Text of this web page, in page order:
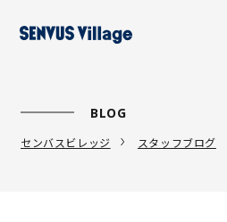
BLOG
センバスビレッジ スタッフブログ